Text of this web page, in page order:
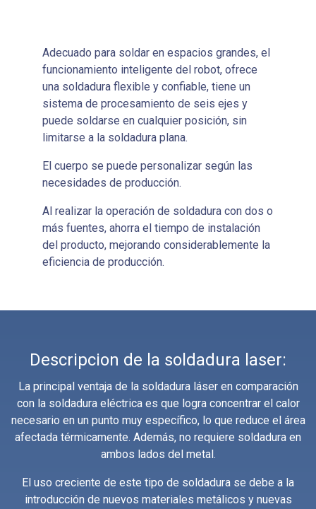
Adecuado para soldar en espacios grandes, el
funcionamiento inteligente del robot, ofrece
una soldadura flexible y confiable, tiene un
sistema de procesamiento de seis ejes y
puede soldarse en cualquier posición, sin
limitarse a la soldadura plana.
El cuerpo se puede personalizar según las
necesidades de producción.
Al realizar la operación de soldadura con dos o
más fuentes, ahorra el tiempo de instalación
del producto, mejorando considerablemente la
eficiencia de producción.
Descripcion de la soldadura laser:
La principal ventaja de la soldadura láser en comparación
con la soldadura eléctrica es que logra concentrar el calor
necesario en un punto muy específico, lo que reduce el área
afectada térmicamente. Además, no requiere soldadura en
ambos lados del metal.
El uso creciente de este tipo de soldadura se debe a la
introducción de nuevos materiales metálicos y nuevas